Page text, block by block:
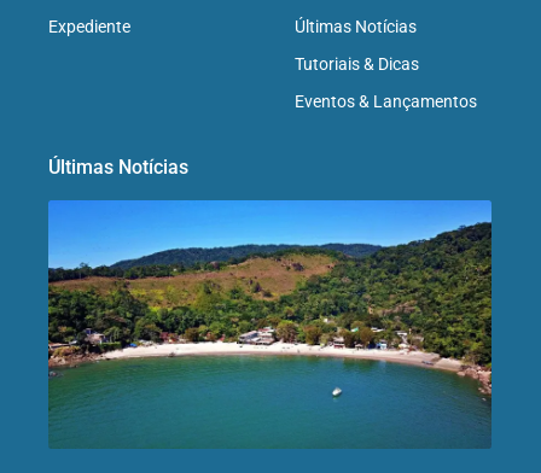
Expediente
Últimas Notícias
Tutoriais & Dicas
Eventos & Lançamentos
Últimas Notícias